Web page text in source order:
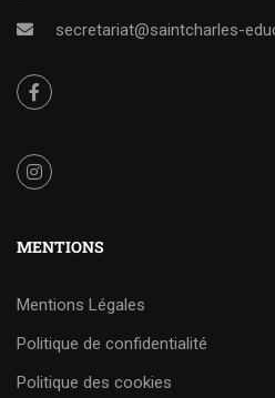
secretariat@saintcharles-
MENTIONS
Mentions Légales
Politique de confidentialité
Politique des cookies